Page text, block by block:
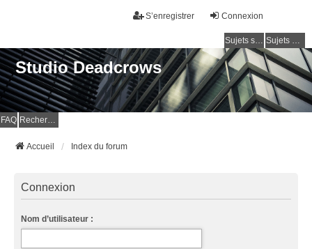
Connexion
S’enregistrer
Sujets sans réponse Sujets actifs
Studio Deadcrows
FAQ Rechercher
Accueil Index du forum
Connexion
Nom d’utilisateur :